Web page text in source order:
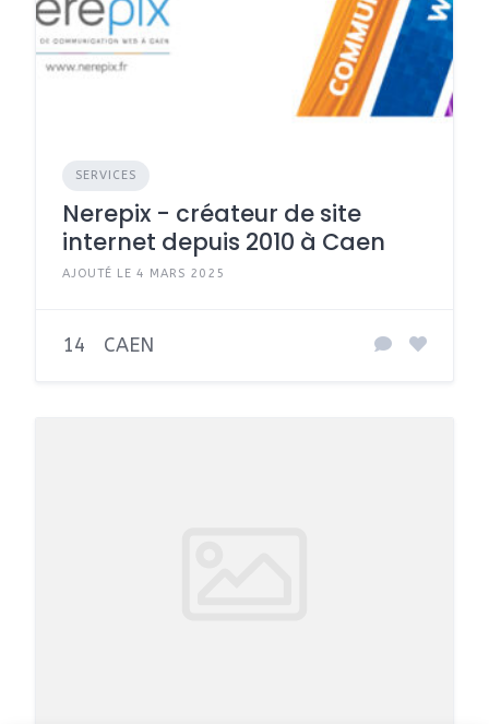
SERVICES
Nerepix - créateur de site
internet depuis 2010 à Caen
AJOUTÉ LE 4 MARS 2025
14 CAEN